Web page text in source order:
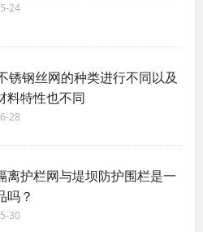
24
锈钢丝网的种类进行不同以及
料特性也不同
28
离护栏网与堤坝防护围栏是一
吗？
30